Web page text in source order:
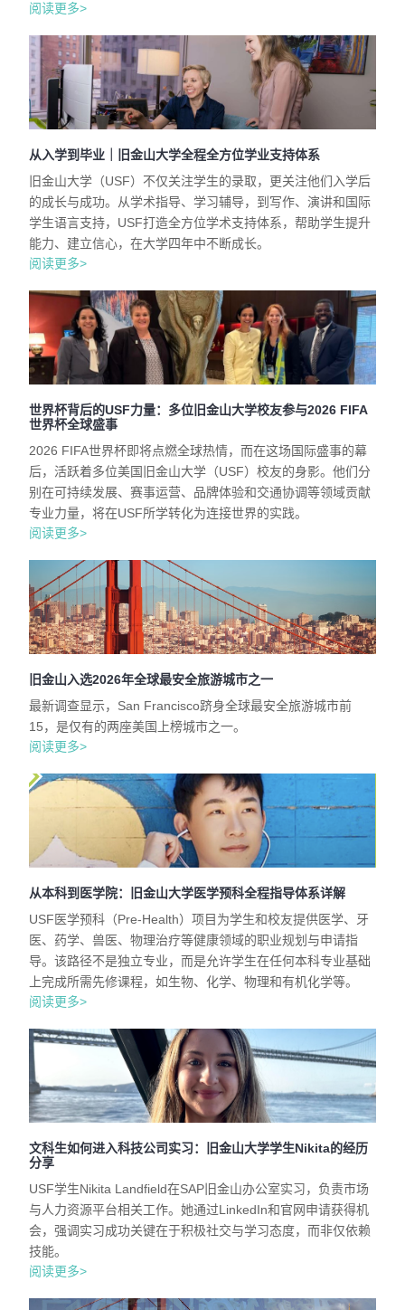
阅读更多>
从入学到毕业｜旧金山大学全程全方位学业支持体系
旧金山大学（USF）不仅关注学生的录取，更关注他们入学后
的成长与成功。从学术指导、学习辅导，到写作、演讲和国际
学生语言支持，USF打造全方位学术支持体系，帮助学生提升
能力、建立信心，在大学四年中不断成长。
阅读更多>
世界杯背后的USF力量：多位旧金山大学校友参与2026 FIFA
世界杯全球盛事
2026 FIFA世界杯即将点燃全球热情，而在这场国际盛事的幕
后，活跃着多位美国旧金山大学（USF）校友的身影。他们分
别在可持续发展、赛事运营、品牌体验和交通协调等领域贡献
专业力量，将在USF所学转化为连接世界的实践。
阅读更多>
旧金山入选2026年全球最安全旅游城市之一
最新调查显示，San Francisco跻身全球最安全旅游城市前
15，是仅有的两座美国上榜城市之一。
阅读更多>
从本科到医学院：旧金山大学医学预科全程指导体系详解
USF医学预科（Pre-Health）项目为学生和校友提供医学、牙
医、药学、兽医、物理治疗等健康领域的职业规划与申请指
导。该路径不是独立专业，而是允许学生在任何本科专业基础
上完成所需先修课程，如生物、化学、物理和有机化学等。
阅读更多>
文科生如何进入科技公司实习：旧金山大学学生Nikita的经历
分享
USF学生Nikita Landfield在SAP旧金山办公室实习，负责市场
与人力资源平台相关工作。她通过LinkedIn和官网申请获得机
会，强调实习成功关键在于积极社交与学习态度，而非仅依赖
技能。
阅读更多>